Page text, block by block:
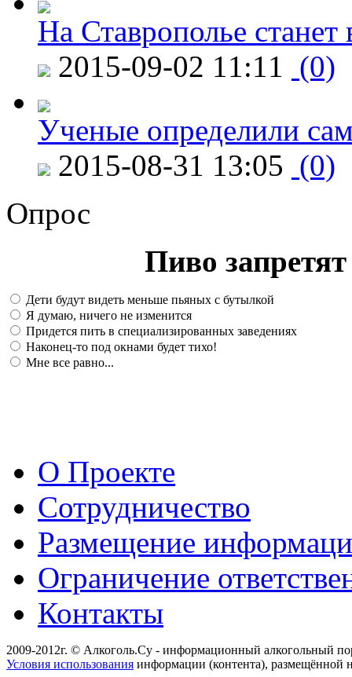
На Ставрополье
2015-09-02 11:11 (0)
Ученые определили
2015-08-31 13:05 (0)
Опрос
Пиво
Дети будут видеть меньше пьяных с бутылкой
Я думаю, ничего не изменится
Придется пить в специализированных заведениях
Наконец-то под окнами будет тихо!
Мне все равно...
О Проекте
Сотрудничество
Размещение
Ограничение
Контакты
2009-2012г. © Алкоголь.Су - информационный алкогольный
Условия использования информации (контента), размещённой